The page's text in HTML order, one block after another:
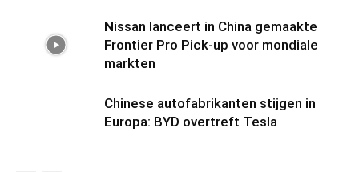
Nissan lanceert in China gemaakte
Frontier Pro Pick-up voor mondiale
markten
Chinese autofabrikanten stijgen in
Europa: BYD overtreft Tesla